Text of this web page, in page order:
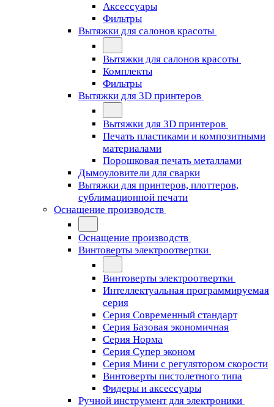
Аксессуары
Фильтры
Вытяжки для салонов красоты
Вытяжки для салонов красоты
Комплекты
Фильтры
Вытяжки для 3D принтеров
Вытяжки для 3D принтеров
Печать пластиками и композитными
материалами
Порошковая печать металлами
Дымоуловители для сварки
Вытяжки для принтеров, плоттеров,
сублимационной печати
Оснащение производств
Оснащение производств
Винтоверты электроотвертки
Винтоверты электроотвертки
Интеллектуальная программируемая
серия
Серия Современный стандарт
Серия Базовая экономичная
Серия Норма
Серия Cупер эконом
Серия Мини с регулятором скорости
Винтоверты пистолетного типа
Фидеры и аксессуары
Ручной инструмент для электроники